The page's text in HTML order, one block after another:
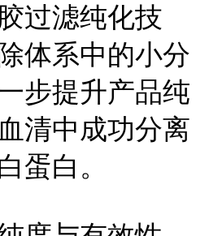
过滤纯化技
体系中的小分
步提升产品纯
清中成功分离
蛋白。